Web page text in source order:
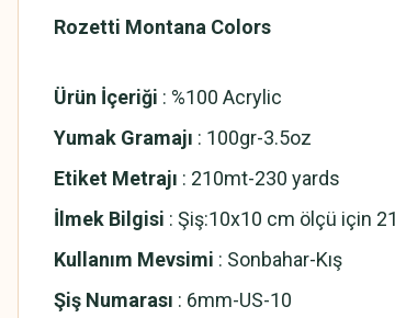
Rozetti Montana Colors
Ürün İçeriği : %100 Acrylic
Yumak Gramajı : 100gr-3.5oz
Etiket Metrajı : 210mt-230 yards
İlmek Bilgisi : Şiş:10x10 cm ölçü için
Kullanım Mevsimi : Sonbahar-Kış
Şiş Numarası : 6mm-US-10